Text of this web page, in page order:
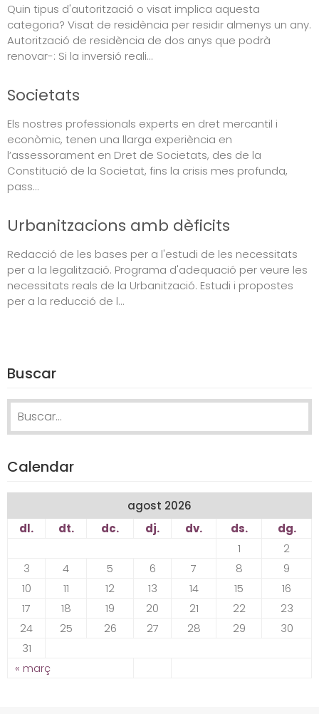
Quin tipus d'autorització o visat implica aquesta
categoria? Visat de residència per residir almenys un any.
Autorització de residència de dos anys que podrà
renovar-: Si la inversió reali...
Societats
Els nostres professionals experts en dret mercantil i
econòmic, tenen una llarga experiència en
l’assessorament en Dret de Societats, des de la
Constitució de la Societat, fins la crisis mes profunda,
pass...
Urbanitzacions amb dèficits
Redacció de les bases per a l'estudi de les necessitats
per a la legalització. Programa d'adequació per veure les
necessitats reals de la Urbanització. Estudi i propostes
per a la reducció de l...
Buscar
Calendar
agost 2026
dl.
dt. dc. dj. dv. ds. dg.
« març
1
2
3
4 5 6 7 8
9
10
11 12 13 14 15
16
17
18 19 20 21 22
23
24
25 26 27 28 29
30
31